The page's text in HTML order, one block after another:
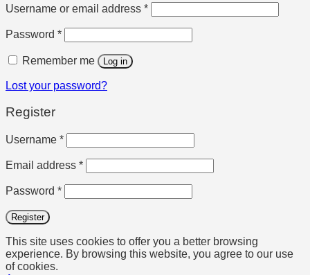
Username or email address *Required
Password *Required
Remember me Log in
Lost your password?
Register
Username *Required
Email address *Required
Password *Required
Register
This site uses cookies to offer you a better browsing
experience. By browsing this website, you agree to our use
of cookies.